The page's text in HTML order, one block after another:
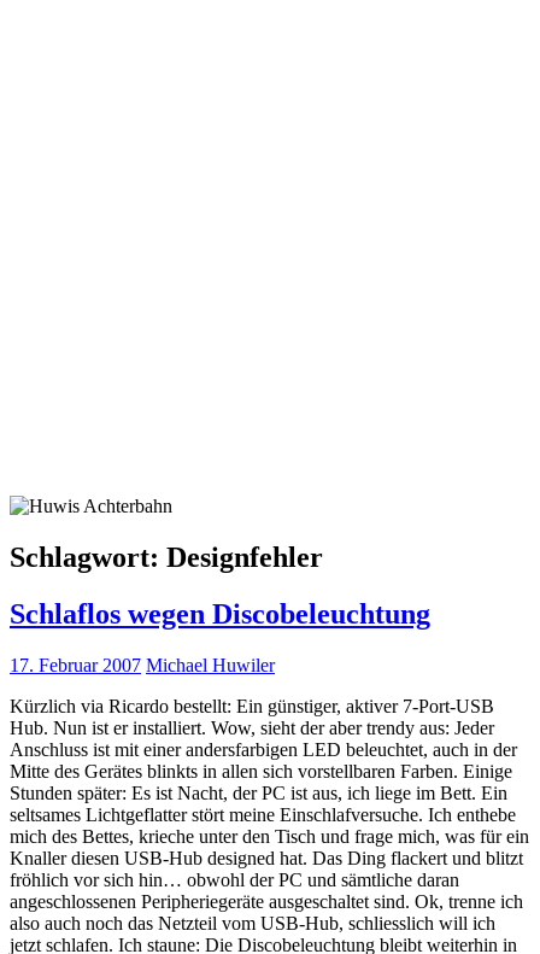
Schlagwort: Designfehler
Schlaflos wegen Discobeleuchtung
17. Februar 2007 Michael Huwiler
Kürzlich via Ricardo bestellt: Ein günstiger, aktiver 7-Port-USB
Hub. Nun ist er installiert. Wow, sieht der aber trendy aus: Jeder
Anschluss ist mit einer andersfarbigen LED beleuchtet, auch in der
Mitte des Gerätes blinkts in allen sich vorstellbaren Farben. Einige
Stunden später: Es ist Nacht, der PC ist aus, ich liege im Bett. Ein
seltsames Lichtgeflatter stört meine Einschlafversuche. Ich enthebe
mich des Bettes, krieche unter den Tisch und frage mich, was für ein
Knaller diesen USB-Hub designed hat. Das Ding flackert und blitzt
fröhlich vor sich hin… obwohl der PC und sämtliche daran
angeschlossenen Peripheriegeräte ausgeschaltet sind. Ok, trenne ich
also auch noch das Netzteil vom USB-Hub, schliesslich will ich
jetzt schlafen. Ich staune: Die Discobeleuchtung bleibt weiterhin in